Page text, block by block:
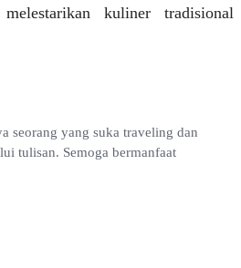
kuliner tradisional
seorang yang suka traveling dan
tulisan. Semoga bermanfaat